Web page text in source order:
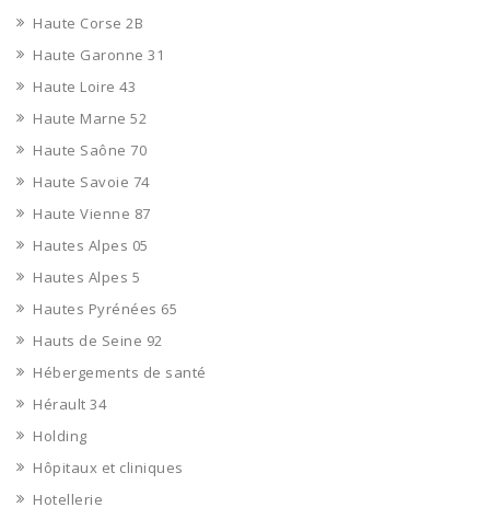
Haute Corse 2B
Haute Garonne 31
Haute Loire 43
Haute Marne 52
Haute Saône 70
Haute Savoie 74
Haute Vienne 87
Hautes Alpes 05
Hautes Alpes 5
Hautes Pyrénées 65
Hauts de Seine 92
Hébergements de santé
Hérault 34
Holding
Hôpitaux et cliniques
Hotellerie